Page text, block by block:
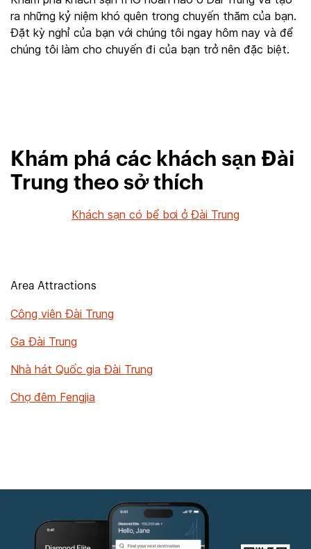
ra những kỷ niệm khó quên trong chuyến thăm của bạn.
Đặt kỳ nghỉ của bạn với chúng tôi ngay hôm nay và để
chúng tôi làm cho chuyến đi của bạn trở nên đặc biệt.
Khám phá các khách sạn Đài
Trung theo sở thích
Khách sạn có bể bơi ở Đài Trung
Area Attractions
Công viên Đài Trung
Ga Đài Trung
Nhà hát Quốc gia Đài Trung
Chợ đêm Fengjia